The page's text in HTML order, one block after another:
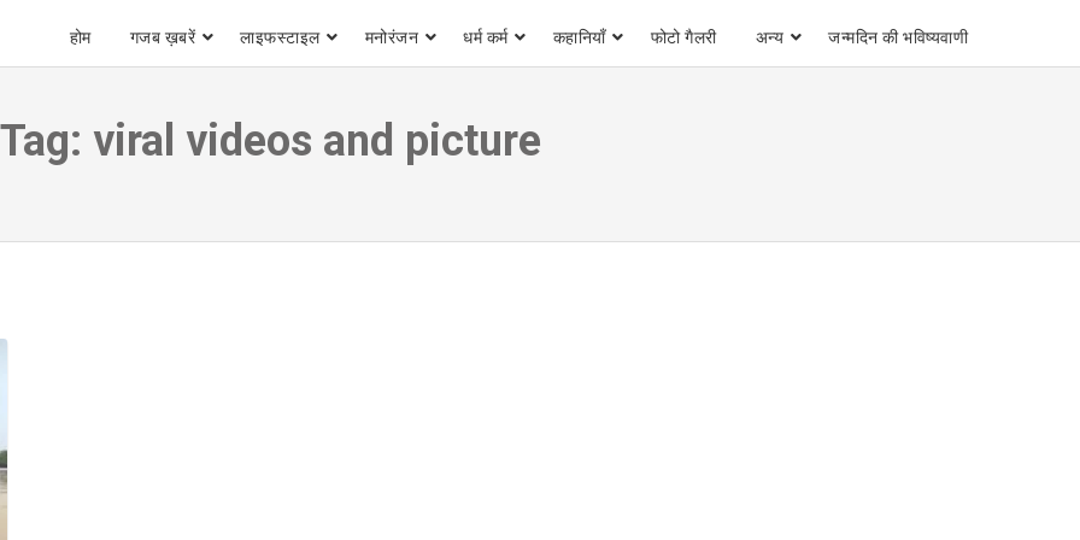
होम गजब ख़बरें लाइफस्टाइल मनोरंजन धर्म कर्म कहानियाँ फोटो गैलरी अन्य जन्मदिन की भविष्यवाणी
Tag: viral videos and picture